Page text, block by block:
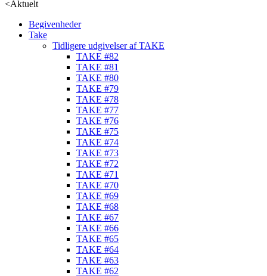
<Aktuelt
Begivenheder
Take
Tidligere udgivelser af TAKE
TAKE #82
TAKE #81
TAKE #80
TAKE #79
TAKE #78
TAKE #77
TAKE #76
TAKE #75
TAKE #74
TAKE #73
TAKE #72
TAKE #71
TAKE #70
TAKE #69
TAKE #68
TAKE #67
TAKE #66
TAKE #65
TAKE #64
TAKE #63
TAKE #62